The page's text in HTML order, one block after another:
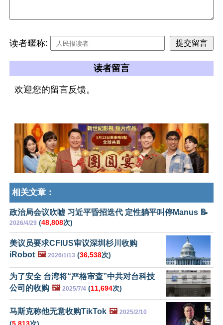
读者暱称:
读者留言
欢迎您的留言反馈。
相关文章：
政治局会议吹嘘 习近平昏招迭代 定性躺平叫停Manus 📝
2026/4/29 (48,808次)
美议员要求CFIUS审议深圳杉川收购
iRobot 🖼️ 2026/1/13 (36,538次)
为了安全 台湾将“严格审查”中共对台科技
公司的收购 🖼️ 2025/7/4 (11,694次)
马斯克称他无意收购TikTok 🖼️ 2025/2/10